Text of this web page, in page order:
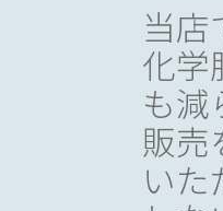
当
化学
も減
販売
い